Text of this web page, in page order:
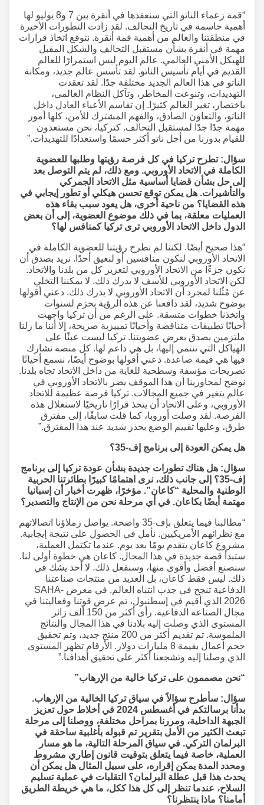
“قمة زعماء الناتو التي سنعقدها في أنقرة بين 7 و8 يوليو لها
أهمية حاسمة في تاريخ التحالف. لقد زادت التطورات الأخيرة
في منطقتنا والعالم من أهمية قمة أنقرة. نتوقع اتخاذ قرارات
مهمة في أنقرة بشأن مستقبل التحالف والشكل المقبل
للهيكل الأمني العالمي. عالم اليوم ليس استمرارًا للعالم
القديم في أيام تأسيس الناتو. لقد تأسس عالم جديد، ومكانة
الناتو في هذا العالم الجديد مختلفة جدًا. لقد تعقدت
التهديدات، وتنوعت المخاطر، وتآكل النظام العالمي،
باختصار، تغير العالم كثيرًا. إن تقاسم الأعباء العادل داخل
الناتو، والتعاون الصادق، والفهم المشترك للأمن، كلها أمور
مهمة جدًا جدًا لمستقبل التحالف. كتركيا، نحن مستعدون
للقيام بدورنا من أجل ناتو أكثر حسمًا واستعدادًا للتهديدات.”
سؤال: تطرح تركيا في كل فرصة رؤيتها وطلبها للعضوية
الكاملة في الاتحاد الأوروبي. ومع ذلك، لم يتم التوصل بعد
إلى حل بشأن قضايا أساسية مثل الاتحاد الجمركي
والتأشيرات. هل يمكن توقع تحسن هيكلي أو تطور إيجابي في
هذه القضايا؟ من ناحية أخرى، هل يعود سبب بقاء هذه
العمليات معلقة، بما في ذلك موضوع العضوية، إلى أن بعض
الدول داخل الاتحاد الأوروبي ترى تركيا كمنافس لها؟
“هذا صحيح أيضًا. لكننا لم نطرح رؤيتنا للعضوية الكاملة في
الاتحاد الأوروبي لنكون منافسين أو لنعيق أحدًا. نريد بصدق أن
نكون جزءًا من الاتحاد الأوروبي لتعزيز كل من بلدنا والاتحاد.
لكن الاتحاد الأوروبي للأسف لا يدرك ذلك. لا يمكننا التخلي
عن مُثُلنا لمجرد أن الاتحاد الأوروبي لا يدرك ذلك. دعني أقولها
بوضوح شديد، لقد دافعنا عن هذه الرؤية بحزم لسنوات
واتخذنا خطوات متسقة. على الرغم من أن تركيا واجهت
أحيانًا تطبيقات متناقضة وأحيانًا تمييزية صريحة، إلا أننا ما زلنا
ملتزمين بصدق بعرض عضويتنا. تركيا ليست عبئًا على
الهياكل التي تنتمي إليها، بل هي داعم لها. كل منصة نشارك
فيها هي قيمة صاعدة. دعني أقولها بوضوح أيضًا، نسمع أحيانًا
تصريحات مؤسفة وسطحية للغاية من داخل الاتحاد تجاه بلدنا.
نوضح لمحاورينا أن هذا الموقف يضر بالاتحاد الأوروبي في
عالم يتغير في جميع المجالات. تركيا فرصة عظيمة للاتحاد
الأوروبي، وعلى الاتحاد أن يتخذ قرارًا تاريخيًا لاستغلال هذه
الفرصة. لقد وصلت أوروبا، كما قلت سابقًا، إلى مفترق
طرق، وعليها تقييم الوضع بحذر شديد عند هذا المفترق.”
هل يمكن العودة إلى برنامج إف-35؟
سؤال: هل هناك تطورات جديدة بشأن عودة تركيا إلى برنامج
إف-35؟ إلى جانب ذلك، نرى اهتمامًا كبيرًا بطائرتنا الحربية
الوطنية والمحلية “كاعان”. مؤخرًا، ظهرت أخبار أن إسبانيا
مهتمة أيضًا بكاعان. في أي مرحلة نحن من الإنتاج والتصدير؟
“مطالبنا فيما يتعلق بإف-35 واضحة. يواصل زملاؤنا اتصالاتهم
مع نظرائهم الأمريكيين. نأمل في الحصول على نتيجة إيجابية.
مشروع كاعان يتقدم يومًا بعد يوم. عندما تكتمل العملية،
ستبدأ قصة جديدة في هذا المجال. كاعان هي خطوة أولى لنا.
سنصنع أفضل وأقوى منها، وسنفعل ذلك. لا أحد يشك في
ذلك. ليس فقط كاعان، بل العديد من منتجات صناعتنا
الدفاعية تنجح في جذب انتباه العالم. في معرض SAHA-
2026 الذي أقيم في إسطنبول، تم عرض قوتنا وفعاليتنا في
مجال الصناعة الدفاعية. رأى أكثر من 150 ألف زائر
المستوى الذي وصلت إليه بلادنا في هذا المجال والنتائج
الملموسة. تم تقديم أكثر من 200 منتج جديد، وتم تحقيق
حجم أعمال بقيمة 8 مليارات دولار. الأرقام تظهر المستوى
الذي وصلنا إليه وتشجعنا أكثر على تحقيق أهدافنا.”
“نحن مصممون على تركيا خالية من الإرهاب”
سؤال: سأطرح سؤالاً في سياق تركيا الخالية من الإرهاب.
بدأنا برسالتكم في أغسطس 2024 في أخلاط حول تعزيز
الجبهة الداخلية، ومررنا بمراحل مختلفة، ووصلنا إلى مرحلة
تبعث الكثير من الأمل بتقرير تم قبوله بأغلبية ساحقة في
البرلمان التركي. في سياق المرحلة التالية، ما هو مسار
العملية، خاصة فيما يتعلق بتوقيت قانون إطاري مشروط
ومحدد المدة يمكن إقراره، على سبيل المثال هل يمكن أن
يحدث هذا قبل عطلة البرلمان؟ التقلبات في عملية تسليم
السلاح، عندما تنظر إلى كل هذا ككل، ما هي خريطة الطريق
أمامنا؟ ماذا ينتظرنا؟